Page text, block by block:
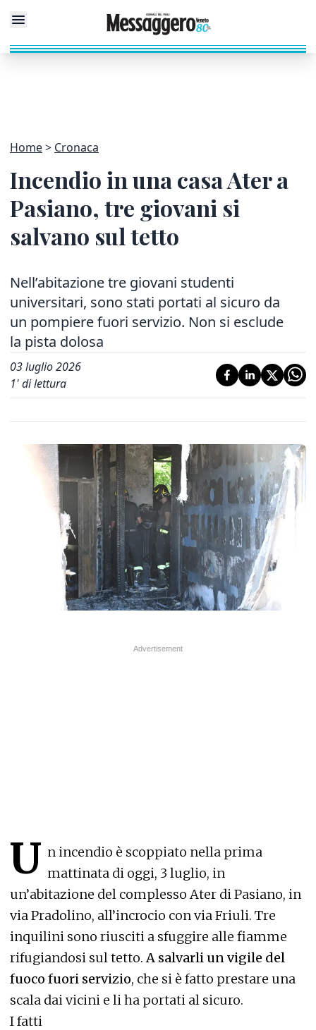
Home Cronaca
Incendio in una casa Ater a
Pasiano, tre giovani si
salvano sul tetto
Nell’abitazione tre giovani studenti
universitari, sono stati portati al sicuro da
un pompiere fuori servizio. Non si esclude
la pista dolosa
03 luglio 2026
1' di lettura
U n incendio è scoppiato nella prima
mattinata di oggi, 3 luglio, in
un’abitazione del complesso Ater di Pasiano, in
via Pradolino, all’incrocio con via Friuli. Tre
inquilini sono riusciti a sfuggire alle fiamme
rifugiandosi sul tetto.A salvarli un vigile del
fuoco fuori servizio, che si è fatto prestare una
scala dai vicini e li ha portati al sicuro.
I fatti